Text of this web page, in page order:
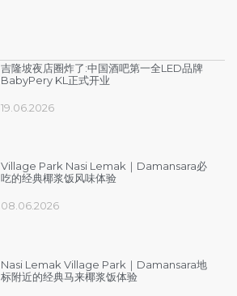
吉隆坡夜店圈炸了:中国酒吧第一全LED品牌
BabyPery KL正式开业
19.06.2026
Village Park Nasi Lemak｜Damansara必
吃的经典椰浆饭风味体验
08.06.2026
Nasi Lemak Village Park｜Damansara地
标附近的经典马来椰浆饭体验